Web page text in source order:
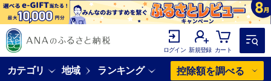
ログイン 新規登録 カート
カテゴリ 地域 ランキング 控除額を調べる